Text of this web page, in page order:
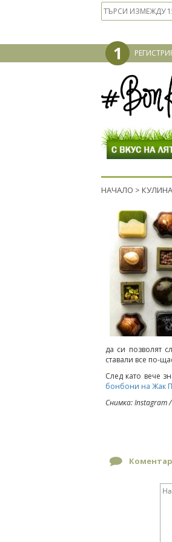
1
НАЧАЛО >
да си позволят
ставали все по-
След като вече
бонбони на Жак
Снимка: Instagram